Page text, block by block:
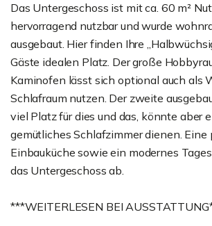
Das Untergeschoss ist mit ca. 60 m²
hervorragend nutzbar und wurde
ausgebaut. Hier finden Ihre
Gäste idealen Platz. Der große
Kaminofen lässt sich optional auch als
Schlafraum nutzen. Der zweite
viel Platz für dies und das, könnte aber
gemütliches Schlafzimmer dienen. Eine
Einbauküche sowie ein modernes
das Untergeschoss ab.
***WEITERLESEN BEI